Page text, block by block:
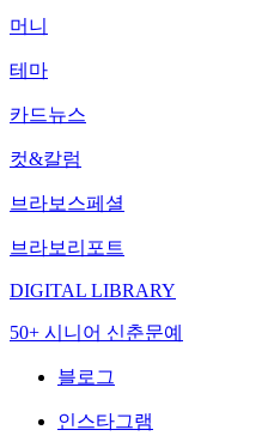
머니
테마
카드뉴스
컷&칼럼
브라보스페셜
브라보리포트
DIGITAL LIBRARY
50+ 시니어 신춘문예
블로그
인스타그램